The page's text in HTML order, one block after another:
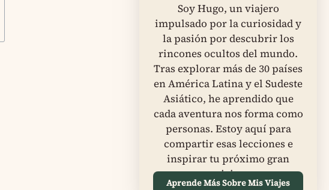
Soy Hugo, un viajero
impulsado por la curiosidad y
la pasión por descubrir los
rincones ocultos del mundo.
Tras explorar más de 30 países
en América Latina y el Sudeste
Asiático, he aprendido que
cada aventura nos forma como
personas. Estoy aquí para
compartir esas lecciones e
inspirar tu próximo gran
viaje.
Aprende Más Sobre Mis Viajes